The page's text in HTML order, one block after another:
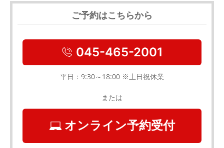
ご予約はこちらから
045-465-2001
平日：9:30～18:00 ※土日祝休業
または
オンライン予約受付